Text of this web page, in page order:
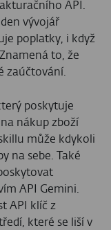
API.
vývojář
poplatky, i když
to, že
zaúčtování.
poskytuje
nákup zboží
může kdykoli
na sebe. Také
API Gemini.
API klíč z
které se liší v